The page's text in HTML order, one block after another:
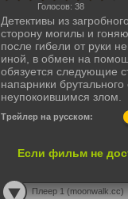
Голосов: 38
Детективы из
сторону могилы и
после гибели от руки
иной, в обмен на
обязуется следующие
напарники
неупокоившимся злом.
Трейлер на русском:
Если фильм не
Плеер 1 (moonwalk.cc)